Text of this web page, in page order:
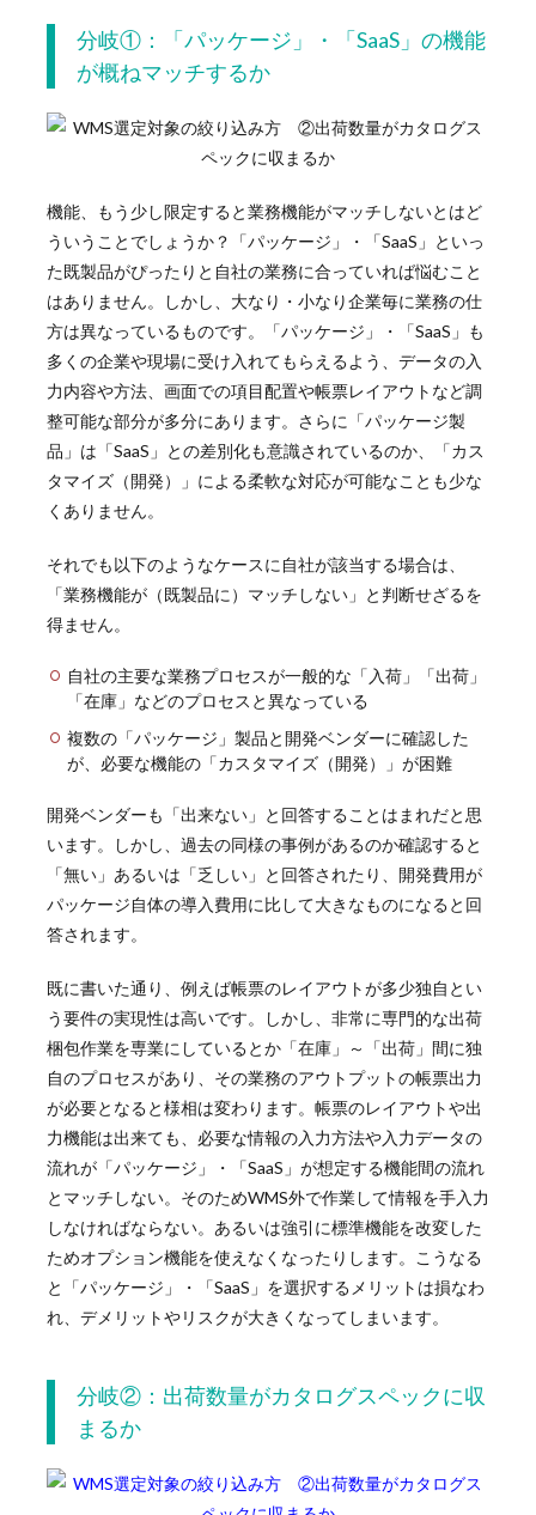
分岐①：「パッケージ」・「SaaS」の機能
が概ねマッチするか
機能、もう少し限定すると業務機能がマッチしないとはど
ういうことでしょうか？「パッケージ」・「SaaS」といっ
た既製品がぴったりと自社の業務に合っていれば悩むこと
はありません。しかし、大なり・小なり企業毎に業務の仕
方は異なっているものです。「パッケージ」・「SaaS」も
多くの企業や現場に受け入れてもらえるよう、データの入
力内容や方法、画面での項目配置や帳票レイアウトなど調
整可能な部分が多分にあります。さらに「パッケージ製
品」は「SaaS」との差別化も意識されているのか、
「カス
タマイズ（開発）」による柔軟な対応が可能なことも少な
くありません。
それでも以下のようなケースに自社が該当する場合は、
「業務機能が（既製品に）マッチしない」と判断せざるを
得ません。
自社の主要な業務プロセスが一般的な「入荷」「出荷」
「在庫」などのプロセスと異なっている
複数の「パッケージ」製品と開発ベンダーに確認した
が、必要な機能の「カスタマイズ（開発）」が困難
開発ベンダーも「出来ない」と回答することはまれだと思
います。しかし、過去の同様の事例があるのか確認すると
「無い」あるいは「乏しい」と回答されたり、開発費用が
パッケージ自体の導入費用に比して大きなものになると回
答されます。
既に書いた通り、例えば帳票のレイアウトが多少独自とい
う要件の実現性は高いです。しかし、非常に専門的な出荷
梱包作業を専業にしているとか「在庫」～「出荷」間に独
自のプロセスがあり、その業務のアウトプットの帳票出力
が必要となると様相は変わります。帳票のレイアウトや出
力機能は出来ても、必要な情報の入力方法や入力データの
流れが「パッケージ」・「SaaS」が想定する機能間の流れ
とマッチしない。そのためWMS外で作業して情報を手入力
しなければならない。あるいは強引に標準機能を改変した
ためオプション機能を使えなくなったりします。こうなる
と「パッケージ」・「SaaS」を選択するメリットは損なわ
れ、デメリットやリスクが大きくなってしまいます。
分岐②：出荷数量がカタログスペックに収
まるか